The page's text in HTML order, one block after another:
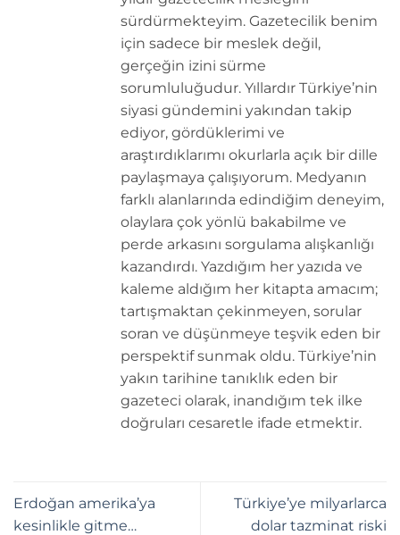
sürdürmekteyim. Gazetecilik benim
için sadece bir meslek değil,
gerçeğin izini sürme
sorumluluğudur. Yıllardır Türkiye’nin
siyasi gündemini yakından takip
ediyor, gördüklerimi ve
araştırdıklarımı okurlarla açık bir dille
paylaşmaya çalışıyorum. Medyanın
farklı alanlarında edindiğim deneyim,
olaylara çok yönlü bakabilme ve
perde arkasını sorgulama alışkanlığı
kazandırdı. Yazdığım her yazıda ve
kaleme aldığım her kitapta amacım;
tartışmaktan çekinmeyen, sorular
soran ve düşünmeye teşvik eden bir
perspektif sunmak oldu. Türkiye’nin
yakın tarihine tanıklık eden bir
gazeteci olarak, inandığım tek ilke
doğruları cesaretle ifade etmektir.
Erdoğan amerika’ya
kesinlikle gitme…
Türkiye’ye milyarlarca
dolar tazminat riski